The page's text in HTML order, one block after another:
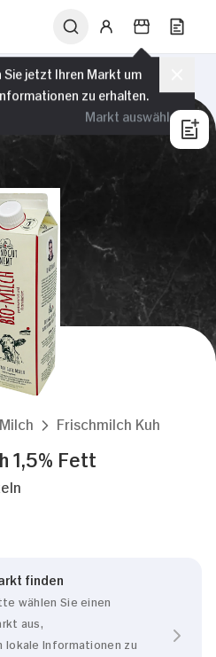
Sie jetzt Ihren Markt um
zu erhalten.
Markt auswählen
Milch Frischmilch Kuh
1,5% Fett
finden
wählen Sie einen
aus,
lokale Informationen zu